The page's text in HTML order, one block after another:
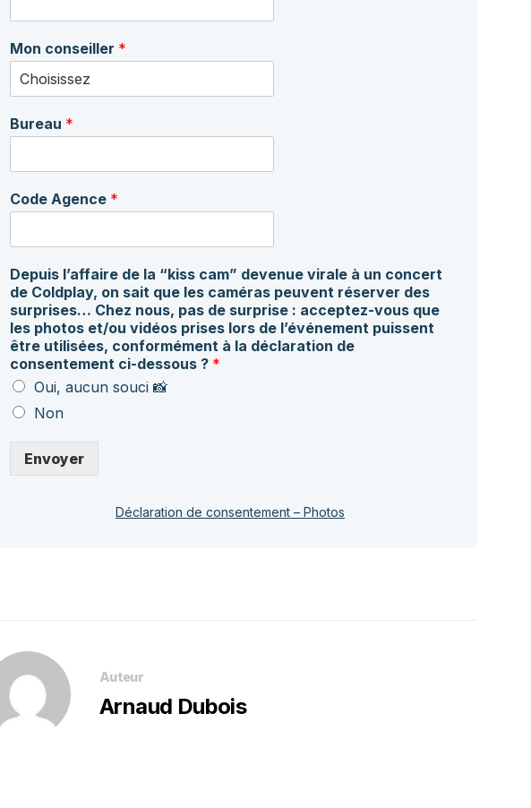
Mon conseiller *
Bureau *
Code Agence *
Depuis l’affaire de la “kiss cam” devenue virale à un concert
de Coldplay, on sait que les caméras peuvent réserver des
surprises… Chez nous, pas de surprise : acceptez-vous que
les photos et/ou vidéos prises lors de l’événement puissent
être utilisées, conformément à la déclaration de
consentement ci-dessous ? *
Oui, aucun souci 📸
Non
Envoyer
Déclaration de consentement – Photos
Auteur
Arnaud Dubois